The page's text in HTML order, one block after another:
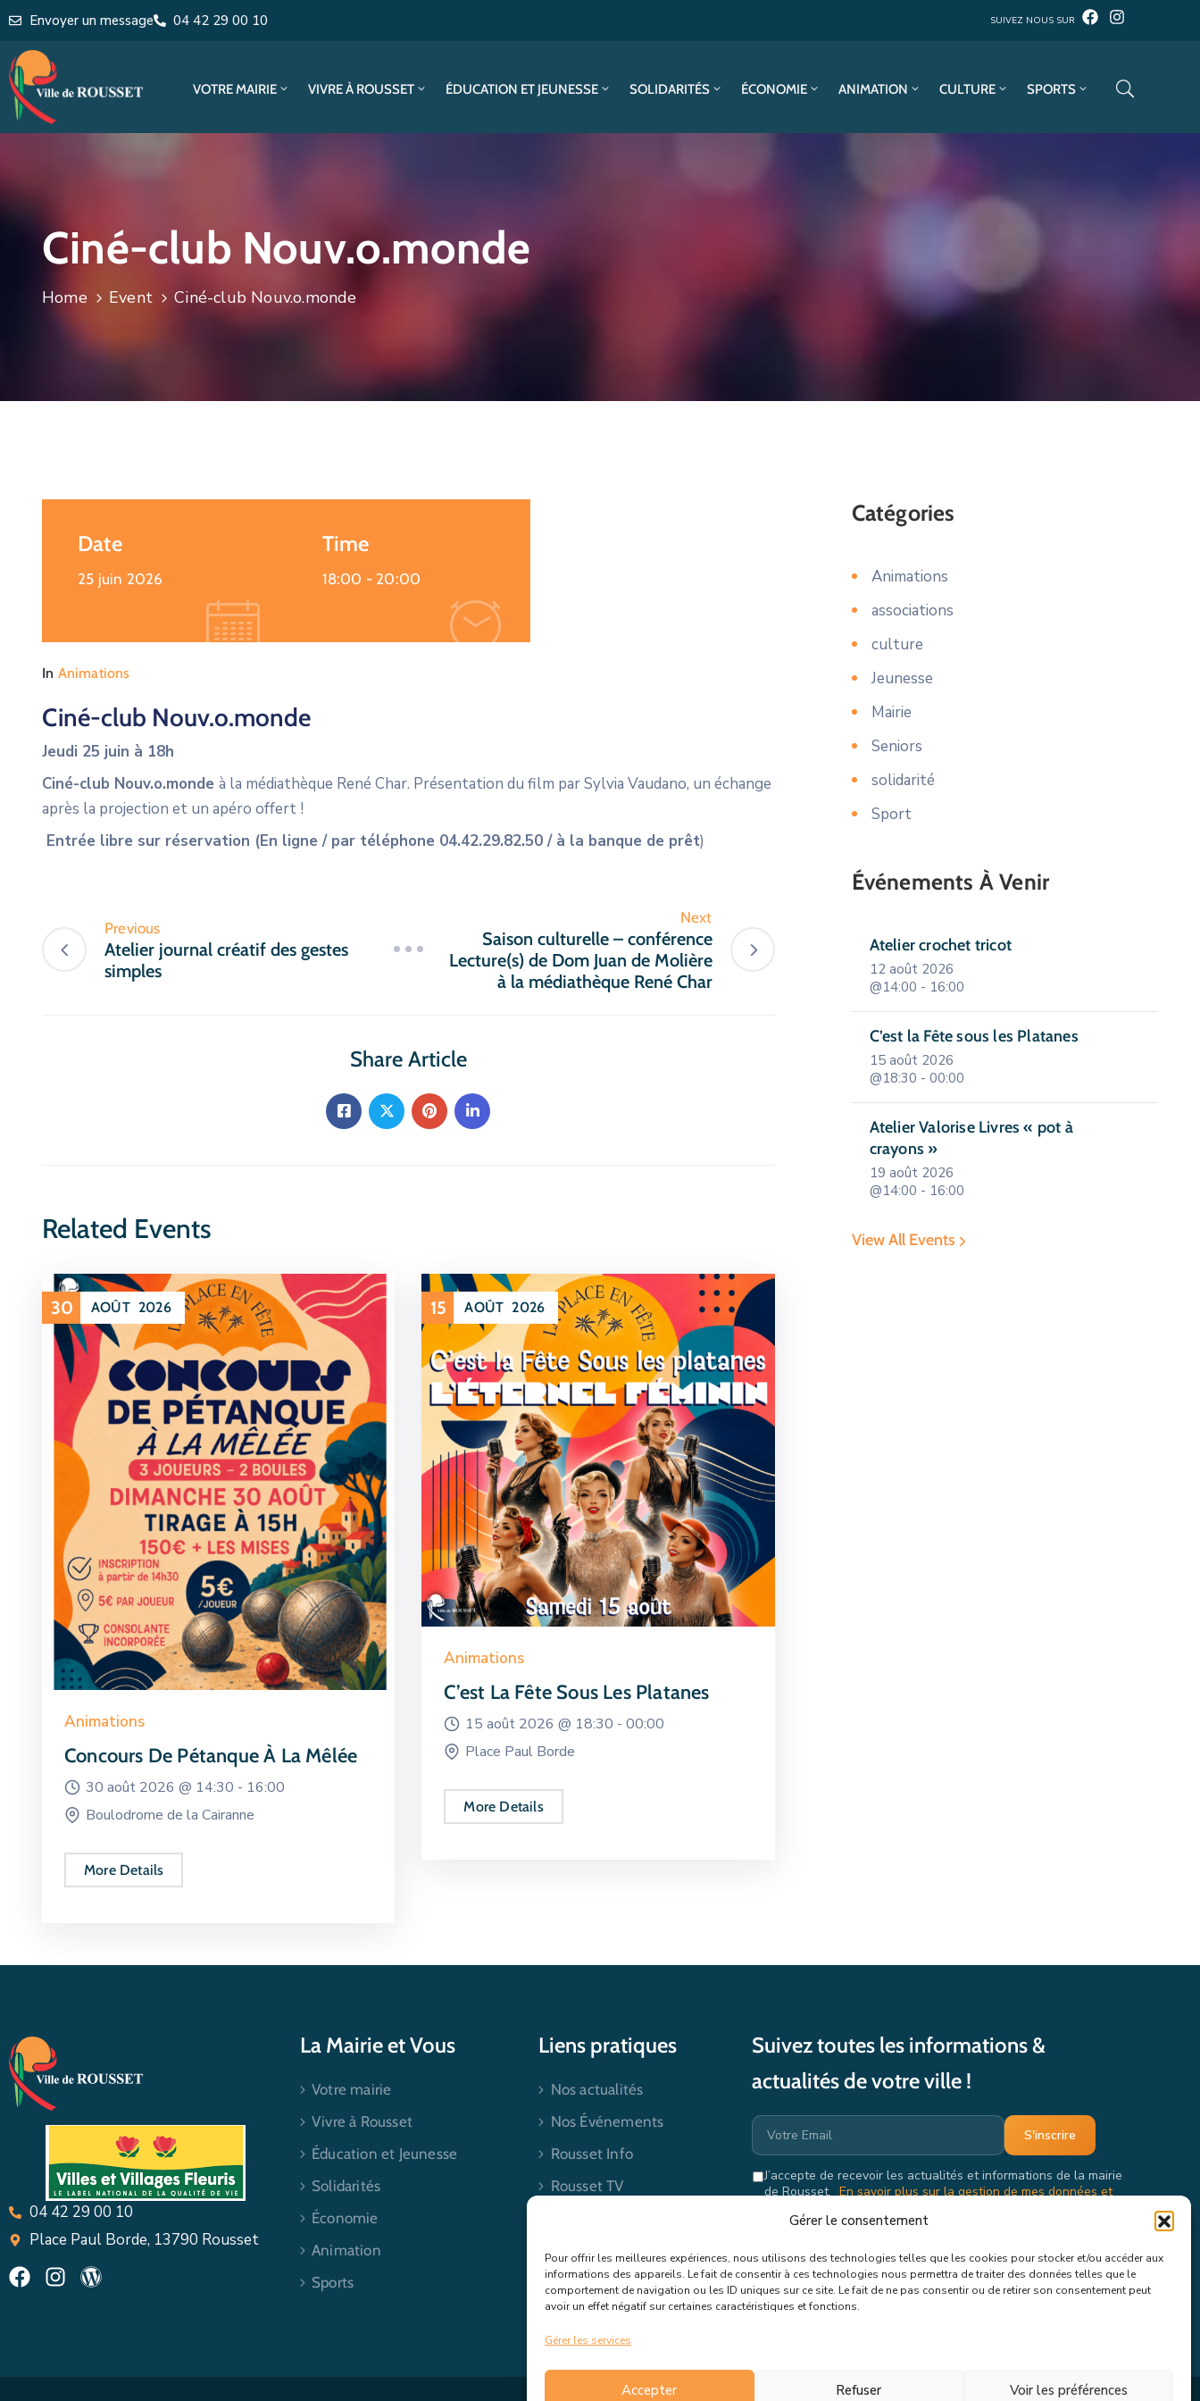
Gérer le consentement
Pour offrir les meilleures expériences, nous utilisons des technologies telles que les cookies pour stocker et/ou accéder aux
informations des appareils. Le fait de consentir à ces technologies nous permettra de traiter des données telles que le
comportement de navigation ou les ID uniques sur ce site. Le fait de ne pas consentir ou de retirer son consentement peut
avoir un effet négatif sur certaines caractéristiques et fonctions.
Gérer les services
Accepter Refuser Voir les préférences
Envoyer un message 04 42 29 00 10 SUIVEZ NOUS SUR
VOTRE MAIRIE VIVRE À ROUSSET ÉDUCATION ET JEUNESSE SOLIDARITÉS ÉCONOMIE ANIMATION CULTURE SPORTS
Ciné-club Nouv.o.monde
Home Event Ciné-club Nouv.o.monde
Date
25 juin 2026
Time
18:00 - 20:00
In Animations
Ciné-club Nouv.o.monde
Jeudi 25 juin à 18h
Ciné-club Nouv.o.monde à la médiathèque René Char. Présentation du film par Sylvia Vaudano, un échange
après la projection et un apéro offert !
Entrée libre sur réservation (En ligne / par téléphone 04.42.29.82.50 / à la banque de prêt)
Previous
Atelier journal créatif des gestes
simples
Next
Saison culturelle – conférence
Lecture(s) de Dom Juan de Molière
à la médiathèque René Char
Share Article
Related Events
30 AOÛT 2026
Animations
Concours De Pétanque À La Mêlée
30 août 2026 @ 14:30 - 16:00
Boulodrome de la Cairanne
More Details
15 AOÛT 2026
Animations
C’est La Fête Sous Les Platanes
15 août 2026 @ 18:30 -00:00
Place Paul Borde
More Details
Catégories
Animations
associations
culture
Jeunesse
Mairie
Seniors
solidarité
Sport
Événements À Venir
Atelier crochet tricot
12 août 2026
@14:00 - 16:00
C’est la Fête sous les Platanes
15 août 2026
@18:30 - 00:00
Atelier Valorise Livres « pot à
crayons »
19 août 2026
@14:00 - 16:00
View All Events
04 42 29 00 10
Place Paul Borde, 13790 Rousset
La Mairie et Vous
Votre mairie
Vivre à Rousset
Éducation et Jeunesse
Solidarités
Économie
Animation
Sports
Liens pratiques
Nos actualités
Nos Événements
Rousset Info
Rousset TV
Suivez toutes les informations &
actualités de votre ville !
J’accepte de recevoir les actualités et informations de la mairie
de Rousset. En savoir plus sur la gestion de mes données et